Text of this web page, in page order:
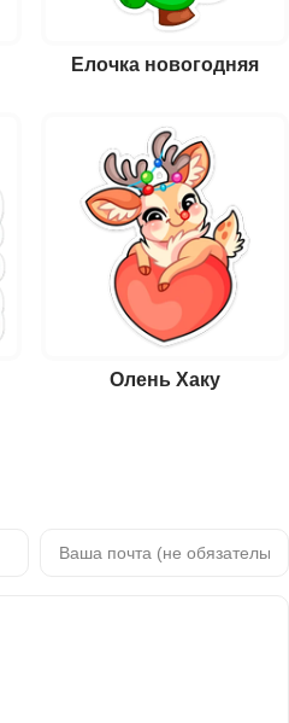
Елочка новогодняя
Олень Хаку